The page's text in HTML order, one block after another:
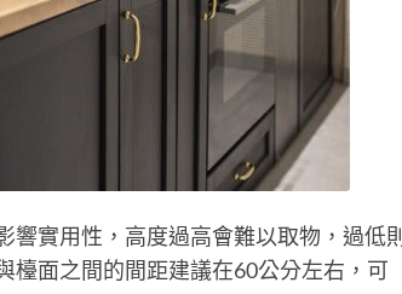
響實用性，高度過高會難以取物，過低則
檯面之間的間距建議在60公分左右，可